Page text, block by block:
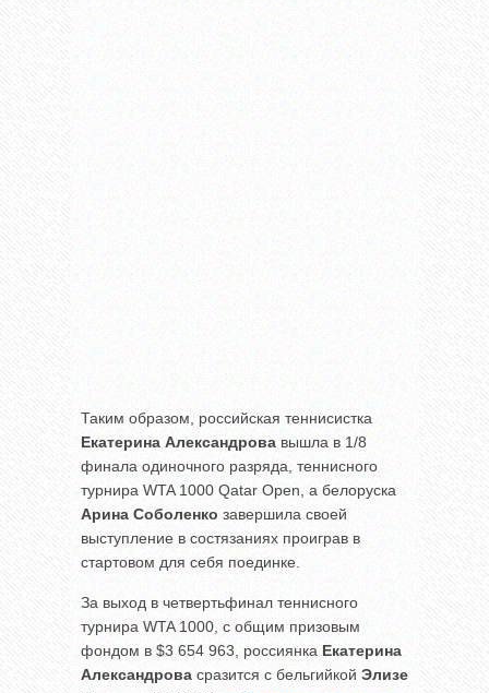
Таким образом, российская теннисистка
Екатерина Александрова вышла в 1/8
финала одиночного разряда, теннисного
турнира WTA 1000 Qatar Open, а белоруска
Арина Соболенко завершила своей
выступление в состязаниях проиграв в
стартовом для себя поединке.
За выход в четвертьфинал теннисного
турнира WTA 1000, с общим призовым
фондом в $3 654 963, россиянка Екатерина
Александрова сразится с бельгийкой Элизе